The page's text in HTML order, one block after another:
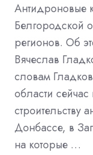
Антидроновые
Белгородской
регионов. Об
Вячеслав
словам
области
строительству
Донбассе, в
на которые …